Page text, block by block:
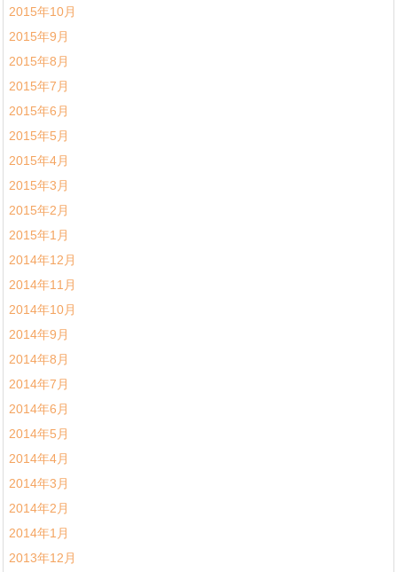
2015年10月
2015年9月
2015年8月
2015年7月
2015年6月
2015年5月
2015年4月
2015年3月
2015年2月
2015年1月
2014年12月
2014年11月
2014年10月
2014年9月
2014年8月
2014年7月
2014年6月
2014年5月
2014年4月
2014年3月
2014年2月
2014年1月
2013年12月